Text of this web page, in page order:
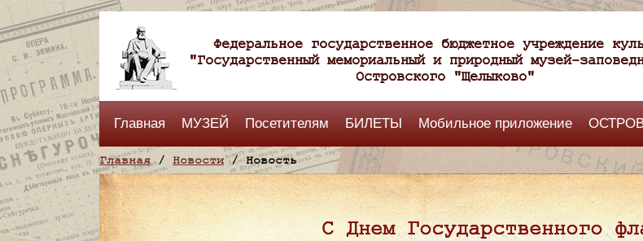
Федеральное государственное бюджетное учреждение
"Государственный мемориальный и природный музей-
Островского "Щелыково"
Главная МУЗЕЙ Посетителям БИЛЕТЫ Мобильное приложение
Главная/ Новости/ Новость
С Днем Государственного